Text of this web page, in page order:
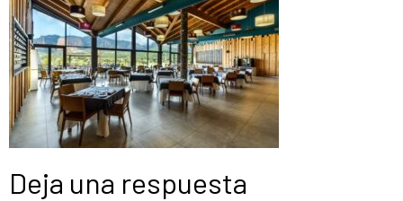
Deja una respuesta